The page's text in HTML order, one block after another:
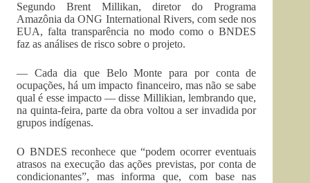
Segundo Brent Millikan, diretor do Programa
Amazônia da ONG International Rivers, com sede nos
EUA, falta transparência no modo como o BNDES
faz as análises de risco sobre o projeto.
— Cada dia que Belo Monte para por conta de
ocupações, há um impacto financeiro, mas não se sabe
qual é esse impacto — disse Millikian, lembrando que,
na quinta-feira, parte da obra voltou a ser invadida por
grupos indígenas.
O BNDES reconhece que “podem ocorrer eventuais
atrasos na execução das ações previstas, por conta de
condicionantes”, mas informa que, com base nas